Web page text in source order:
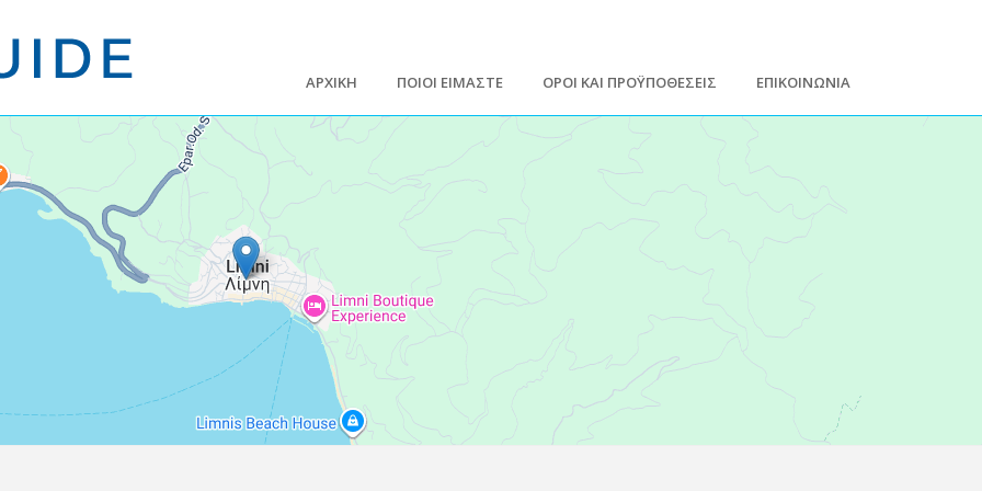
ΑΡΧΙΚΗ ΠΟΙΟΙ ΕΙΜΑΣΤΕ ΟΡΟΙ ΚΑΙ ΠΡΟΫΠΟΘΕΣΕΙΣ ΕΠΙΚΟΙΝΩΝΙΑ
Leaflet